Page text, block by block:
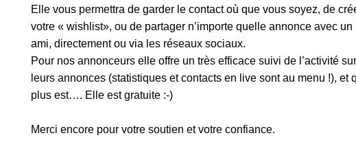
Elle vous permettra de garder le contact où que vous soyez, de
votre « wishlist», ou de partager n’importe quelle annonce avec un
ami, directement ou via les réseaux sociaux.
Pour nos annonceurs elle offre un très efficace suivi de l’activité sur
leurs annonces (statistiques et contacts en live sont au menu !), et
plus est…. Elle est gratuite :-)
Merci encore pour votre soutien et votre confiance.